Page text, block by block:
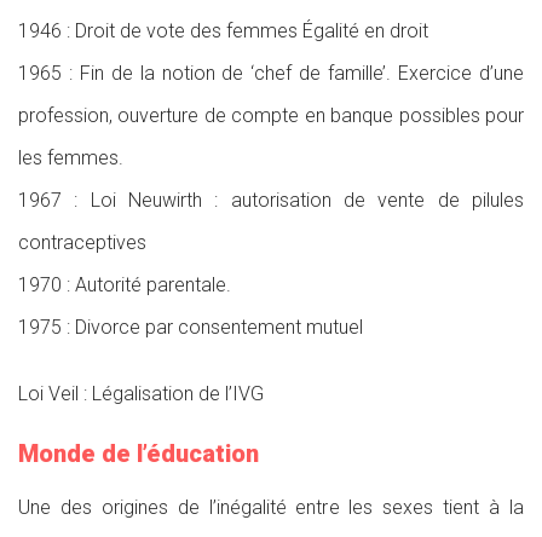
1946 : Droit de vote des femmes Égalité en droit
1965 : Fin de la notion de ‘chef de famille’. Exercice d’une
profession, ouverture de compte en banque possibles pour
les femmes.
1967 : Loi Neuwirth : autorisation de vente de pilules
contraceptives
1970 : Autorité parentale.
1975 : Divorce par consentement mutuel
Loi Veil : Légalisation de l’IVG
Monde de l’éducation
Une des origines de l’inégalité entre les sexes tient à la